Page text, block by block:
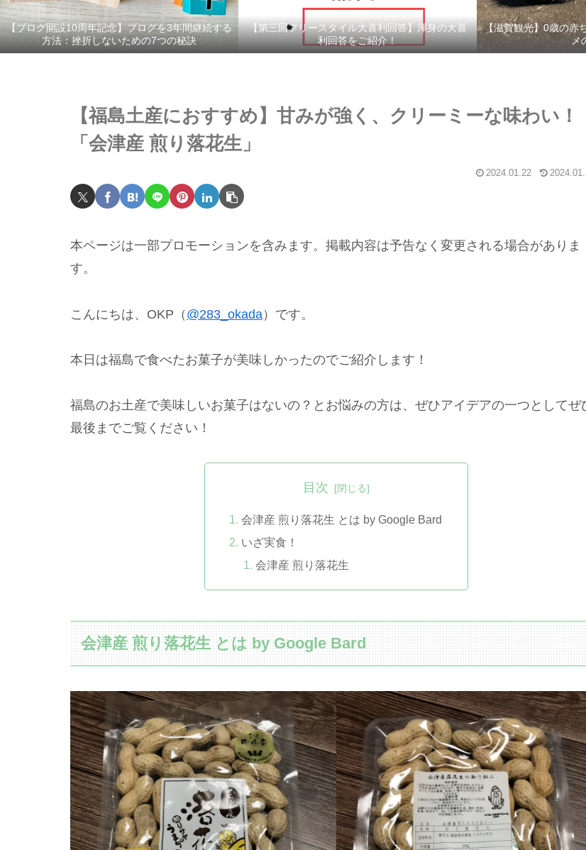
【ブログ開設10周年記念】ブログを3年間継続する
方法：挫折しないための7つの秘訣
【第三回フリースタイル大喜利回答】渾身の大喜
利回答をご紹介！
【滋賀観光】0歳の赤
メ
【福島土産におすすめ】甘みが強く、クリーミーな味わい！
「会津産 煎り落花生」
2024.01.22
本ページは一部プロモーションを含みます。掲載内容は予告なく変更される場合がありま
す。
こんにちは、OKP（ @283_okada）です。
本日は福島で食べたお菓子が美味しかったのでご紹介します！
福島のお土産で美味しいお菓子はないの？とお悩みの方は、ぜひアイデアの一つとしてぜ
最後までご覧ください！
目次
会津産 煎り落花生 とは by Google Bard
いざ実食！
会津産 煎り落花生
会津産 煎り落花生 とは by Google Bard